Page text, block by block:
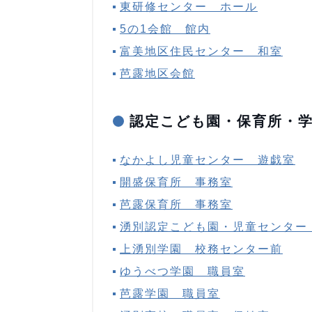
東研修センター ホール
5の1会館 館内
富美地区住民センター 和室
芭露地区会館
認定こども園・保育所・
なかよし児童センター 遊戯室
開盛保育所 事務室
芭露保育所 事務室
湧別認定こども園・児童センタ
上湧別学園 校務センター前
ゆうべつ学園 職員室
芭露学園 職員室